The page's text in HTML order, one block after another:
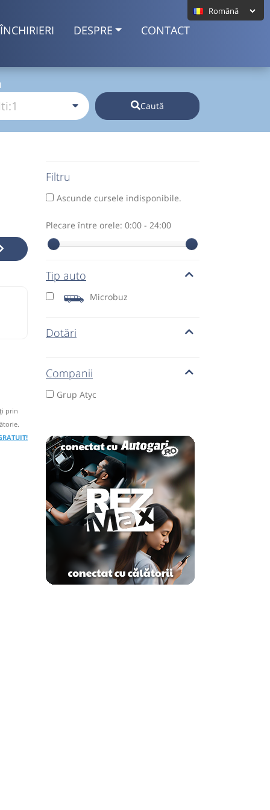
ÎNCHIRIERI DESPRE CONTACT
Caută
Filtru
Ascunde cursele indisponibile.
Plecare între orele: 0:00 - 24:00
Tip auto
Microbuz
Dotări
Companii
Grup Atyc
prin